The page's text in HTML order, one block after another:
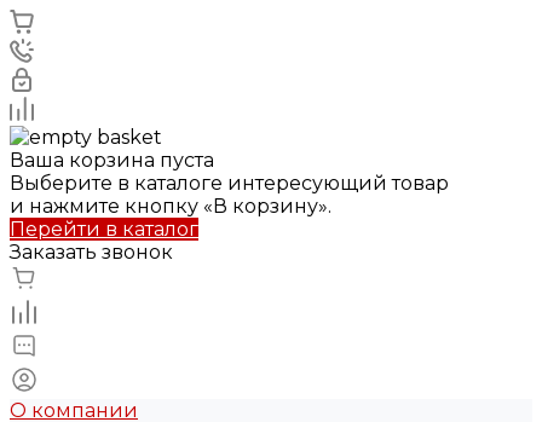
Ваша корзина пуста
Выберите в каталоге интересующий товар
и нажмите кнопку «В корзину».
Перейти в каталог
Заказать звонок
О компании